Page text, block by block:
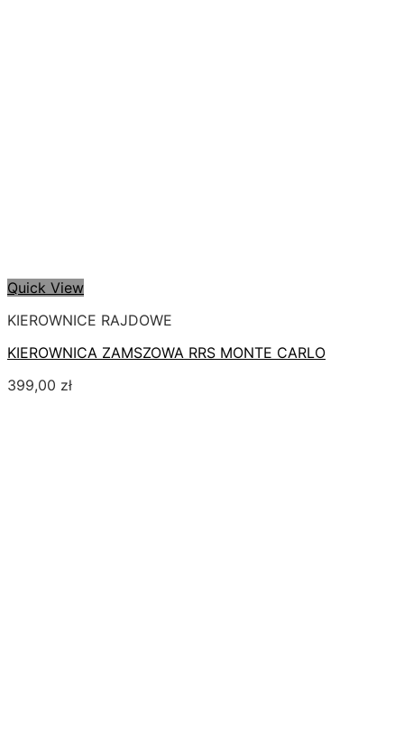
Quick View
KIEROWNICE RAJDOWE
KIEROWNICA ZAMSZOWA RRS MONTE CARLO
399,00 zł